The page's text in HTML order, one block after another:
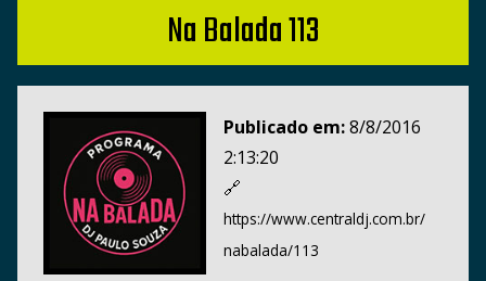
Na Balada 113
Publicado em:8/8/2016
2:13:20
🔗
https://www.centraldj.com.br/
nabalada/113